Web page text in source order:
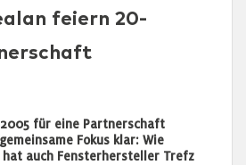
feiern 20-
für eine Partnerschaft
Fokus klar: Wie
hat auch Fensterhersteller Trefz